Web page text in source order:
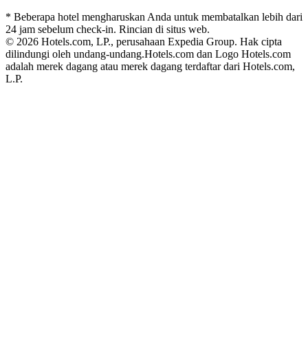
* Beberapa hotel mengharuskan Anda untuk membatalkan lebih dari
24 jam sebelum check-in. Rincian di situs web.
© 2026 Hotels.com, LP., perusahaan Expedia Group. Hak cipta
dilindungi oleh undang-undang.Hotels.com dan Logo Hotels.com
adalah merek dagang atau merek dagang terdaftar dari Hotels.com,
L.P.